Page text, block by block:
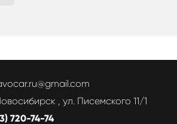
, ул. Писемского 11/1
720-74-74